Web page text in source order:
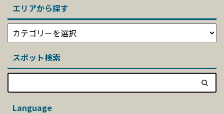
エリアから探す
スポット検索
Language